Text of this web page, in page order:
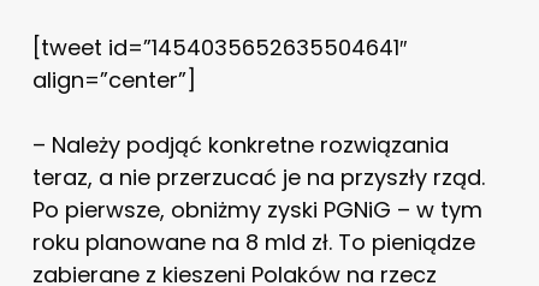
[tweet id=”1454035652635504641″
align=”center”]
– Należy podjąć konkretne rozwiązania
teraz, a nie przerzucać je na przyszły rząd.
Po pierwsze, obniżmy zyski PGNiG – w tym
roku planowane na 8 mld zł. To pieniądze
zabierane z kieszeni Polaków na rzecz